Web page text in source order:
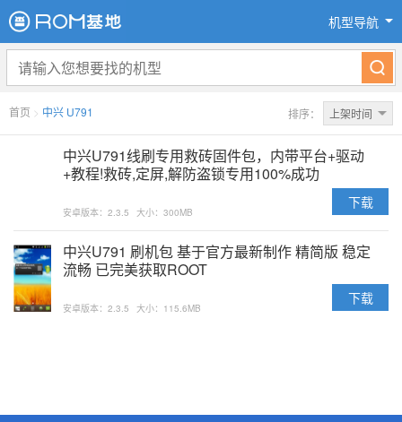
机型导航
首页 > 中兴 U791 排序： 上架时间
中兴U791线刷专用救砖固件包，内带平台+驱动
+教程!救砖,定屏,解防盗锁专用100%成功
安卓版本：2.3.5 大小：300MB
下载
中兴U791 刷机包 基于官方最新制作 精简版 稳定
流畅 已完美获取ROOT
安卓版本：2.3.5 大小：115.6MB
下载